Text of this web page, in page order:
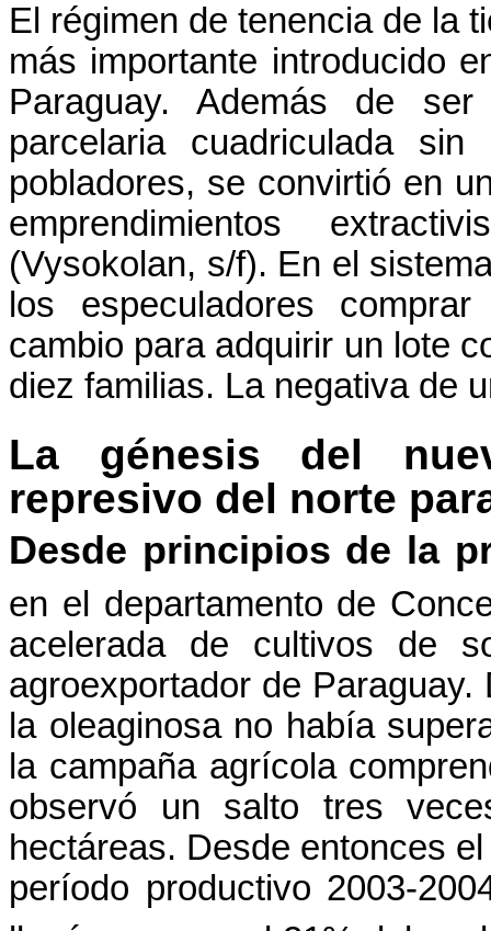
El régimen de tenencia de la
más importante introducido
Paraguay. Además de
parcelaria cuadriculada
pobladores, se convirtió en
emprendimientos
(Vysokolan, s/f). En el
los especuladores
cambio para adquirir un lote
diez familias. La negativa de
La génesis del
represivo del norte
Desde principios de la
en el departamento de
acelerada de cultivos de
agroexportador de
la oleaginosa no había
la campaña agrícola
observó un salto tres
hectáreas. Desde entonces
período productivo 2003-